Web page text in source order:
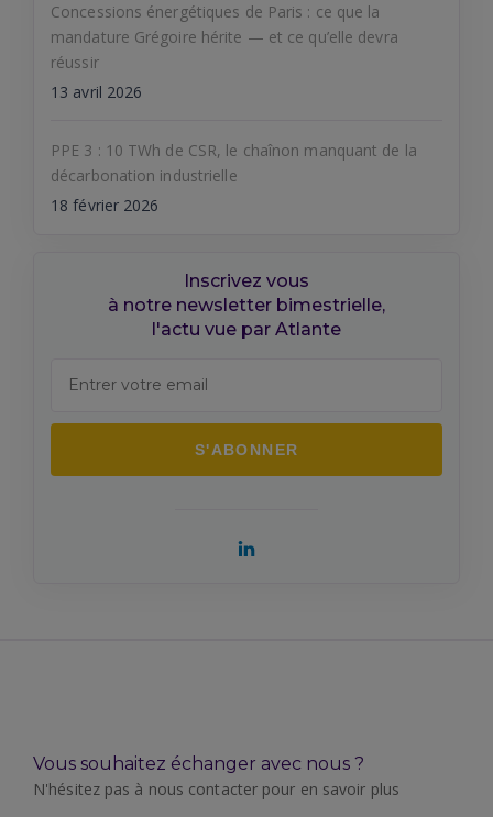
Concessions énergétiques de Paris : ce que la
mandature Grégoire hérite — et ce qu’elle devra
réussir
13 avril 2026
PPE 3 : 10 TWh de CSR, le chaînon manquant de la
décarbonation industrielle
18 février 2026
Inscrivez vous
à notre newsletter bimestrielle,
l'actu vue par Atlante
Vous souhaitez échanger avec nous ?
N'hésitez pas à nous contacter pour en savoir plus